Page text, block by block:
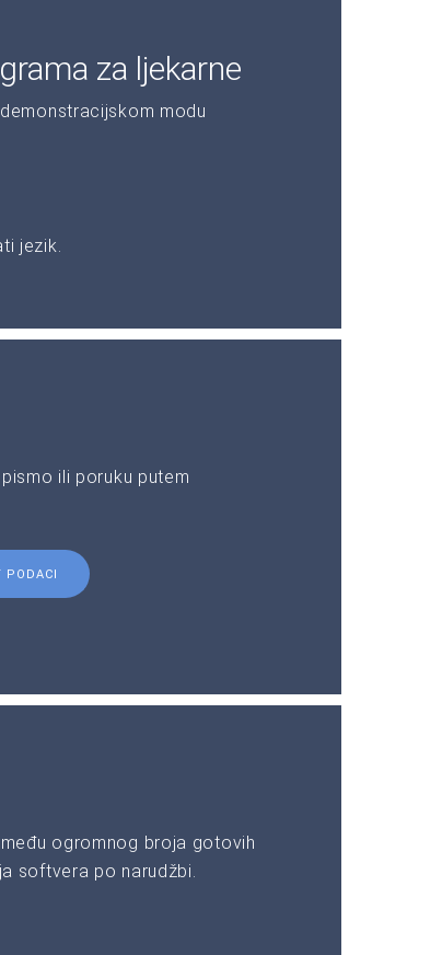
za ljekarne
modu
jezik.
ili poruku putem
PODACI
ogromnog broja gotovih
softvera po narudžbi.